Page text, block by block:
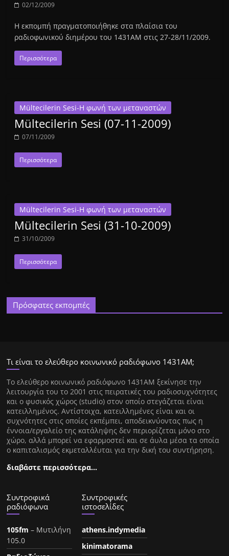
02/12/2009
Η εκπομπή πραγματοποιήθηκε στα πλαίσια του
ραδιοφωνικού διημέρου του 1431ΑΜ στις 27-28/11/2009.
Περισσότερα
Mültecilerin Sesi-Η φωνή των μεταναστών
Mültecilerin Sesi (07-11-2009)
07/11/2009
Περισσότερα
Mültecilerin Sesi-Η φωνή των μεταναστών
Mültecilerin Sesi (31-10-2009)
31/10/2009
Περισσότερα
Πρόσφατες εκπομπές
Τι είναι το ελεύθερο κοινωνικό ραδιόφωνο 1431ΑΜ;
Tο ελεύθερο κοινωνικό ραδιόφωνο 1431AM ξεκίνησε την
λειτουργία του το 2001 στις πειρατικές του ραδιοσυχνότητες
και ο φυσικός χώρος (studio) στον οποίο στεγάζεται είναι
κατειλλημένος. Αντίστοιχα, κατειλλημένες είναι και οι
συχνότητες στις οποίες εκπέμπει, αποδεικνύοντας πως η
έννοια/εργαλείο της κατάληψης δεν περιορίζεται μόνο στο
χώρο, αλλά μπορεί να εφαρμοστεί και σε άυλα μέσα τα οποία
ο καπιταλισμός εκμεταλλέυται για την δική του συντήρηση.
διαβάστε περισσότερα…
Συντροφικά
ραδιόφωνα
105fm – Μυτιλήνη
105.0
Συντροφικές
ιστοσελίδες
athens.indymedia
kinimatorama